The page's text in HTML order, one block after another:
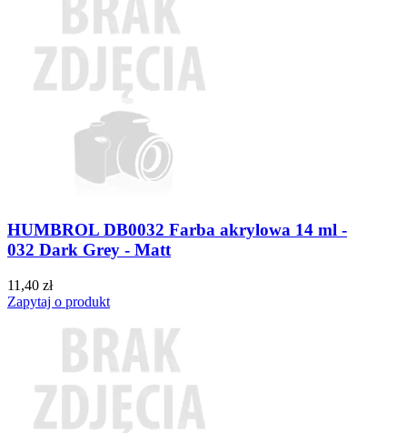
HUMBROL DB0032 Farba akrylowa 14 ml -
032 Dark Grey - Matt
11,40 zł
Zapytaj o produkt